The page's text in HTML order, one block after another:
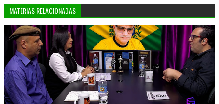
MATÉRIAS RELACIONADAS